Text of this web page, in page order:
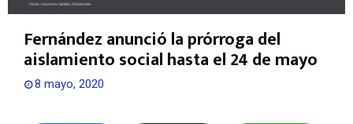
Fernández anunció la prórroga del
aislamiento social hasta el 24 de mayo
8 mayo, 2020